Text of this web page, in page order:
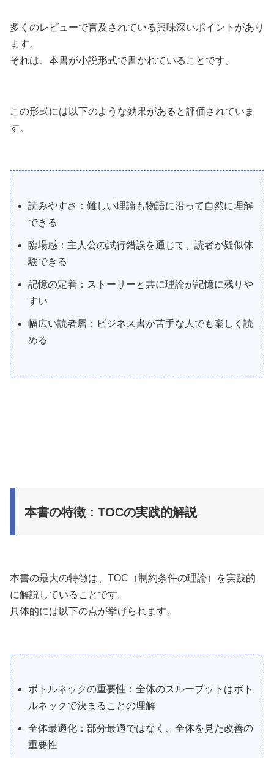
多くのレビューで言及されている興味深いポイントがあり
ます。
それは、本書が小説形式で書かれていることです。
この形式には以下のような効果があると評価されていま
す。
読みやすさ：難しい理論も物語に沿って自然に理解
できる
臨場感：主人公の試行錯誤を通じて、読者が疑似体
験できる
記憶の定着：ストーリーと共に理論が記憶に残りや
すい
幅広い読者層：ビジネス書が苦手な人でも楽しく読
める
本書の特徴：TOCの実践的解説
本書の最大の特徴は、TOC（制約条件の理論）を実践的
に解説していることです。
具体的には以下の点が挙げられます。
ボトルネックの重要性：全体のスループットはボト
ルネックで決まることの理解
全体最適化：部分最適ではなく、全体を見た改善の
重要性